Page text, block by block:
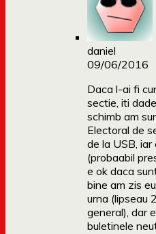
daniel
09/06/2016
Daca l-ai fi
sectie, iti
schimb am
Electoral de
de la USB, iar
(probaabil
e ok daca
bine am zis
urna (lipseau
general), dar
buletinele